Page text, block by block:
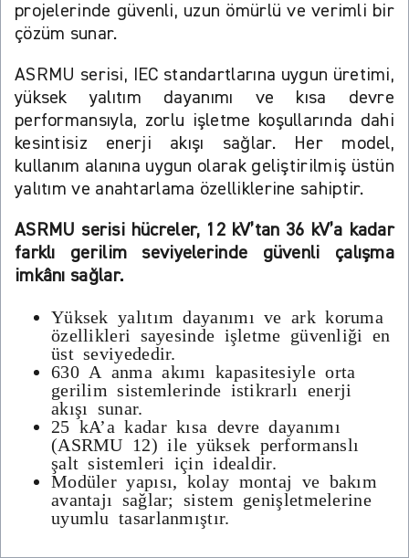
projelerinde güvenli, uzun ömürlü ve verimli bir
çözüm sunar.
ASRMU serisi, IEC standartlarına uygun üretimi,
yüksek yalıtım dayanımı ve kısa devre
performansıyla, zorlu işletme koşullarında dahi
kesintisiz enerji akışı sağlar. Her model,
kullanım alanına uygun olarak geliştirilmiş üstün
yalıtım ve anahtarlama özelliklerine sahiptir.
ASRMU serisi hücreler, 12 kV’tan 36 kV’a kadar
farklı gerilim seviyelerinde güvenli çalışma
imkânı sağlar.
Yüksek yalıtım dayanımı ve ark koruma
özellikleri sayesinde işletme güvenliği en
üst seviyededir.
630 A anma akımı kapasitesiyle orta
gerilim sistemlerinde istikrarlı enerji
akışı sunar.
25 kA’a kadar kısa devre dayanımı
(ASRMU 12) ile yüksek performanslı
şalt sistemleri için idealdir.
Modüler yapısı, kolay montaj ve bakım
avantajı sağlar; sistem genişletmelerine
uyumlu tasarlanmıştır.